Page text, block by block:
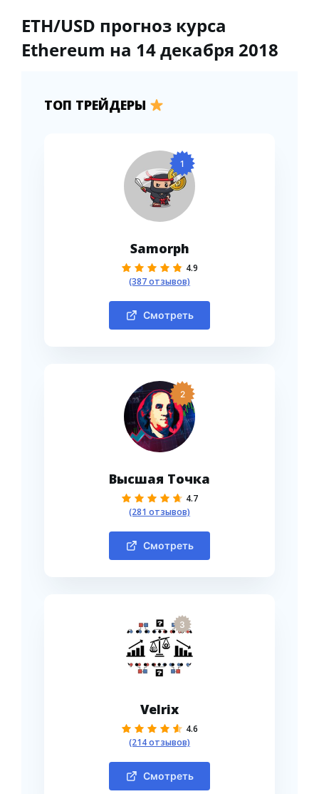
ETH/USD прогноз курса
Ethereum на 14 декабря 2018
ТОП ТРЕЙДЕРЫ
1
Samorph
4.9
(387 отзывов)
Смотреть
2
Высшая Точка
4.7
(281 отзывов)
Смотреть
3
Velrix
4.6
(214 отзывов)
Смотреть